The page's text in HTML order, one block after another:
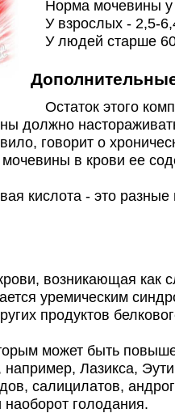
Запись
320₽
Запись
Запись
350₽
Запись
370₽
Норма мочевины у
У взрослых - 2,5-
У людей старше 60
Остаток этого
должно
говорит о
в крови ее
кислота - это
возникающая как
уремическим
продуктов
может быть
Лазикса,
салицилатов,
голодания.